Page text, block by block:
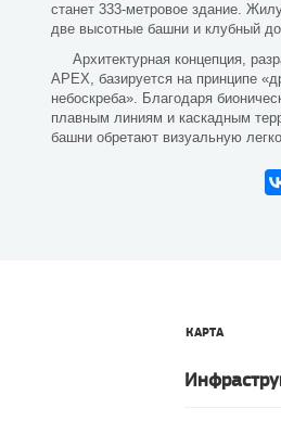
станет 333-метровое здание.
две высотные башни и клубный
Архитектурная концепция,
APEX, базируется на принципе
небоскреба». Благодаря
плавным линиям и каскадным
башни обретают визуальную
КАРТА